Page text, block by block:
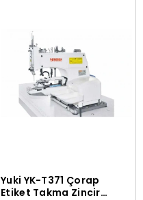
Sepete Ekle
Yuki YK-T371 Çorap
Etiket Takma Zincir